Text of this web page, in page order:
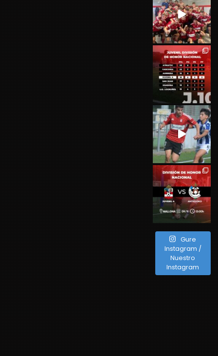
Gure
Instagram /
Nuestro
Instagram